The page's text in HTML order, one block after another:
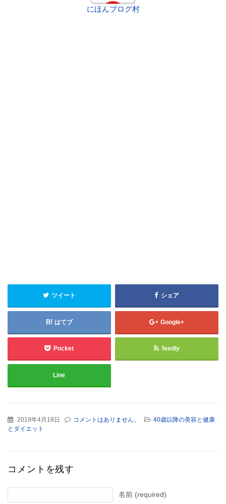
にほんブログ村
ツイート シェア
はてブ Google+
Pocket feedly
Line
2019年4月18日 コメントはありません。
40歳以降の美容と健康
とダイエット
コメントを残す
名前 (required)